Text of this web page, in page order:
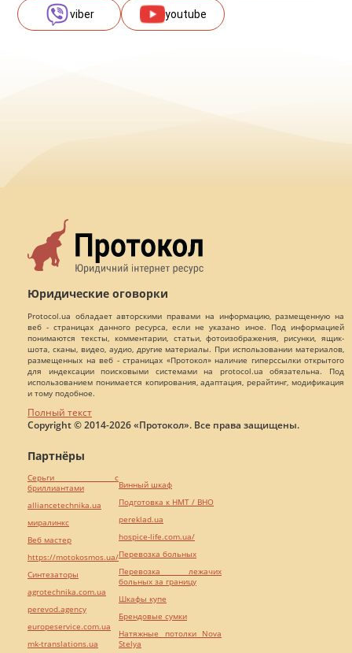
viber youtube
Юридические оговорки
Protocol.ua обладает авторскими правами на информацию, размещенную на
веб - страницах данного ресурса, если не указано иное. Под информацией
понимаются тексты, комментарии, статьи, фотоизображения, рисунки, ящик-
шота, сканы, видео, аудио, другие материалы. При использовании материалов,
размещенных на веб - страницах «Протокол» наличие гиперссылки открытого
для индексации поисковыми системами на protocol.ua обязательна. Под
использованием понимается копирования, адаптация, рерайтинг, модификация
и тому подобное.
Полный текст
Copyright © 2014-2026 «Протокол». Все права защищены.
Партнёры
Серьги с
бриллиантами
alliancetechnika.ua
миралинкс
Веб мастер
https://motokosmos.ua/
Синтезаторы
agrotechnika.com.ua
perevod.agency
europeservice.com.ua
mk-translations.ua
Винный шкаф
Подготовка к НМТ / ВНО
pereklad.ua
hospice-life.com.ua/
Перевозка больных
Перевозка лежачих
больных за границу
Шкафы купе
Брендовые сумки
Натяжные потолки Nova
Stelya